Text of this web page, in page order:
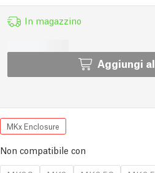
In magazzino
Aggiungi
MKx Enclosure
Non compatibile con